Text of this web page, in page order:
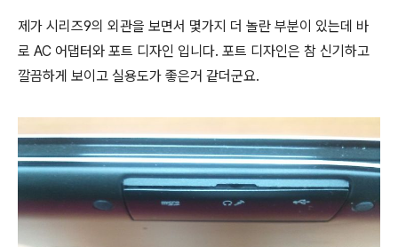
제가 시리즈9의 외관을 보면서 몇가지 더 놀란 부분이 있는데 바
로 AC 어댑터와 포트 디자인 입니다. 포트 디자인은 참 신기하고
깔끔하게 보이고 실용도가 좋은거 같더군요.